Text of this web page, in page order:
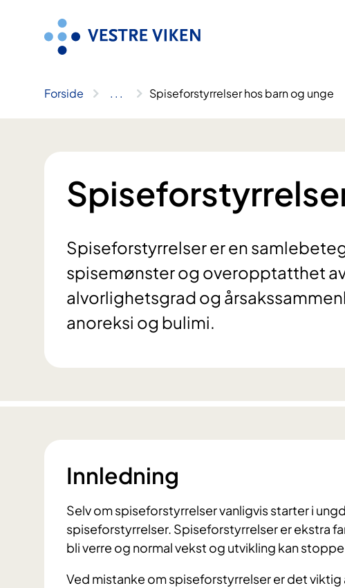
Forside .. . Spiseforstyrrelser hos barn og unge
Spiseforstyrrelser er en
spisemønster og overopptatthet
alvorlighetsgrad og
anoreksi og bulimi.
Innledning
Selv om spiseforstyrrelser vanligvis starter i
spiseforstyrrelser. Spiseforstyrrelser er ekstra
bli verre og normal vekst og utvikling kan
Ved mistanke om spiseforstyrrelser er det